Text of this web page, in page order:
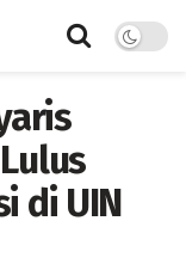
di UIN